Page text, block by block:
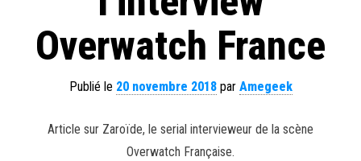
Overwatch France
Publié le 20 novembre 2018par Amegeek
Article sur Zaroïde, le serial intervieweur de la scène
Overwatch Française.